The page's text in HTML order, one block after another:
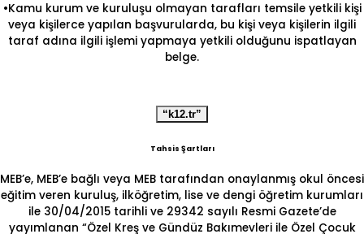
•Kamu kurum ve kuruluşu olmayan tarafları temsile yetkili kişi
veya kişilerce yapılan başvurularda, bu kişi veya kişilerin ilgili
taraf adına ilgili işlemi yapmaya yetkili olduğunu ispatlayan
belge.
“k12.tr”
Tahsis Şartları
MEB’e, MEB’e bağlı veya MEB tarafından onaylanmış okul öncesi
eğitim veren kuruluş, ilköğretim, lise ve dengi öğretim kurumları
ile 30/04/2015 tarihli ve 29342 sayılı Resmi Gazete’de
yayımlanan “Özel Kreş ve Gündüz Bakımevleri ile Özel Çocuk